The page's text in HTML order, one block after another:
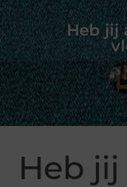
Heb jij
Heb